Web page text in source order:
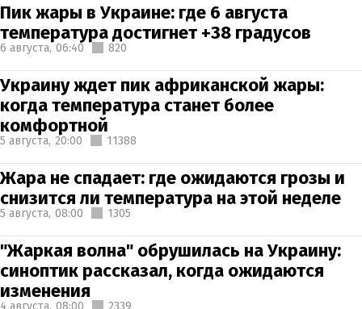
Пик жары в Украине: где 6 августа
температура достигнет +38 градусов
6 августа, 06:40 820
Украину ждет пик африканской жары:
когда температура станет более
комфортной
5 августа, 20:00 11388
Жара не спадает: где ожидаются грозы и
снизится ли температура на этой неделе
5 августа, 08:00 1305
"Жаркая волна" обрушилась на Украину:
синоптик рассказал, когда ожидаются
изменения
4 августа, 08:00 2339